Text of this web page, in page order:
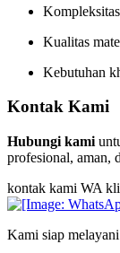
Kualitas
Kebutuhan
Kontak Kami
Hubungi kami
profesional, aman,
kontak kami WA
Kami siap